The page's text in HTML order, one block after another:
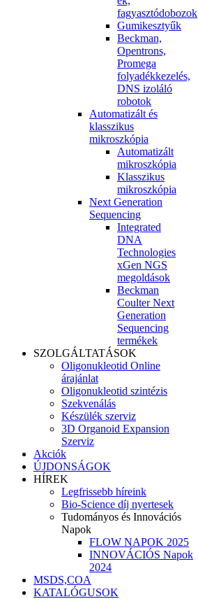
fagyasztódobozok
Gumikesztyűk
Beckman,
Opentrons,
Promega
folyadékkezelés,
DNS izoláló
robotok
Automatizált és
klasszikus
mikroszkópia
Automatizált
mikroszkópia
Klasszikus
mikroszkópia
Next Generation
Sequencing
Integrated
DNA
Technologies
xGen NGS
megoldások
Beckman
Coulter Next
Generation
Sequencing
termékek
SZOLGÁLTATÁSOK
Oligonukleotid Online
árajánlat
Oligonukleotid szintézis
Szekvenálás
Készülék szerviz
3D Organoid Expansion
Szerviz
Akciók
ÚJDONSÁGOK
HÍREK
Legfrissebb híreink
Bio-Science díj nyertesek
Tudományos és Innovációs
Napok
FLOW NAPOK 2025
INNOVÁCIÓS Napok
2024
MSDS,COA
KATALÓGUSOK